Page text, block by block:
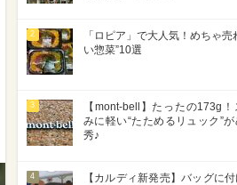
2
「ロピア」で大人気！めちゃ売
い惣菜”10選
3
【mont-bell】たったの173g
みに軽い“たためるリュック”
秀♪
4
【カルディ新発売】バッグに